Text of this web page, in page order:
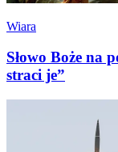
Wiara
Słowo Boże na
straci je”